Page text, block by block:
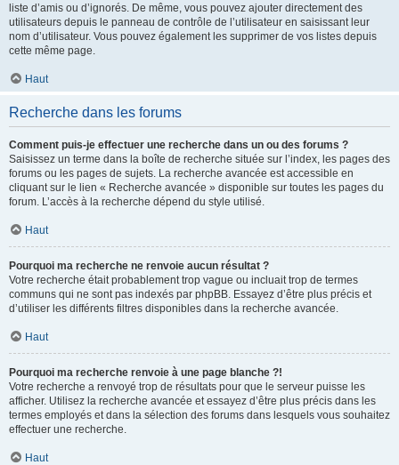
liste d’amis ou d’ignorés. De même, vous pouvez ajouter directement des
utilisateurs depuis le panneau de contrôle de l’utilisateur en saisissant leur
nom d’utilisateur. Vous pouvez également les supprimer de vos listes depuis
cette même page.
Haut
Recherche dans les forums
Comment puis-je effectuer une recherche dans un ou des forums ?
Saisissez un terme dans la boîte de recherche située sur l’index, les pages des
forums ou les pages de sujets. La recherche avancée est accessible en
cliquant sur le lien « Recherche avancée » disponible sur toutes les pages du
forum. L’accès à la recherche dépend du style utilisé.
Haut
Pourquoi ma recherche ne renvoie aucun résultat ?
Votre recherche était probablement trop vague ou incluait trop de termes
communs qui ne sont pas indexés par phpBB. Essayez d’être plus précis et
d’utiliser les différents filtres disponibles dans la recherche avancée.
Haut
Pourquoi ma recherche renvoie à une page blanche ?!
Votre recherche a renvoyé trop de résultats pour que le serveur puisse les
afficher. Utilisez la recherche avancée et essayez d’être plus précis dans les
termes employés et dans la sélection des forums dans lesquels vous souhaitez
effectuer une recherche.
Haut